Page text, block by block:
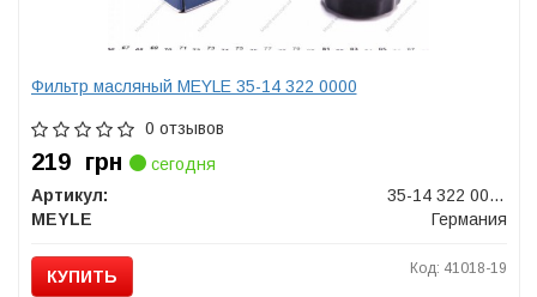
Фильтр масляный MEYLE 35-14 322 0000
0 отзывов
219 грн
сегодня
Артикул:
35-14 322 0000
MEYLE
Германия
КУПИТЬ Код: 41018-19